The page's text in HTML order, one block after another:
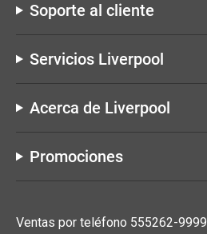
Soporte al cliente
Servicios Liverpool
Acerca de Liverpool
Promociones
Ventas por teléfono 555262-9999